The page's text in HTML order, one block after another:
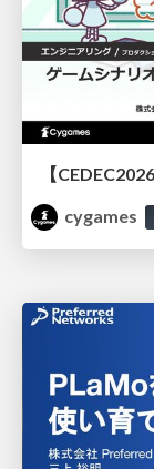
cygames